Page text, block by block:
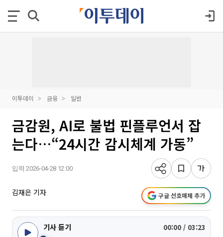
이투데이 금융 일반
금감원, AI로 불법 핀플루언서 잡
는다…“24시간 감시체계 가동”
입력 2026-04-28 12:00
김재은 기자 구글 선호매체 추가
기사 듣기 00:00 / 03:23